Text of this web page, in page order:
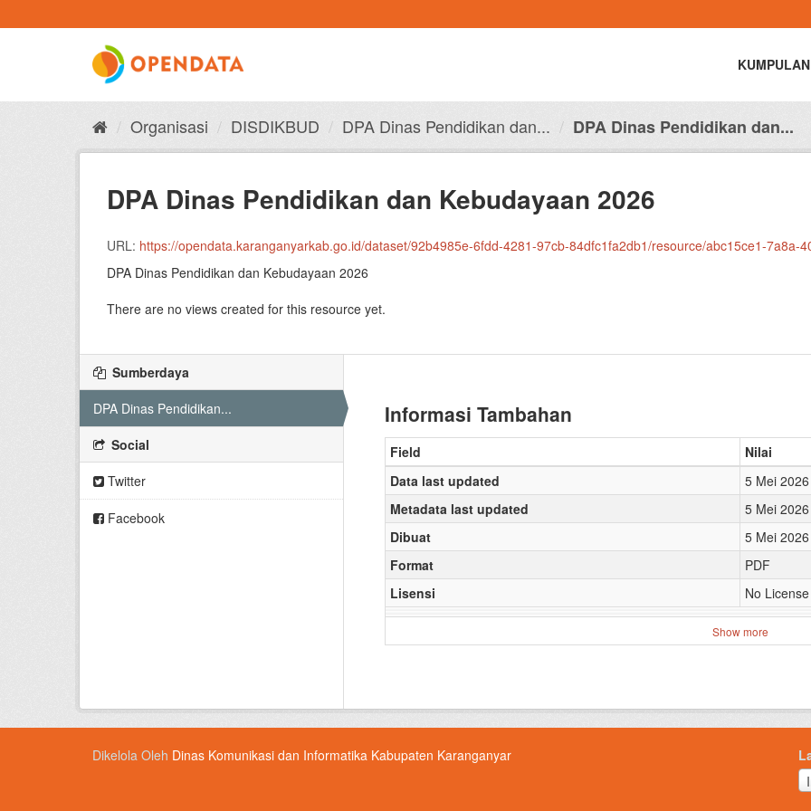
to
Organisasi DISDIKBUD DPA Dinas Pendidikan dan... DPA Dinas Pendidikan dan...
DPA Dinas Pendidikan dan Kebudayaan 2026
URL: https://opendata.karanganyarkab.go.id/dataset/92b4985e-6fdd-4281-97cb-84dfc1fa2db1/resource/abc15ce1-7a8a-4032-9d5c-
DPA Dinas Pendidikan dan Kebudayaan 2026
There are no views created for this resource yet.
Sumberdaya
DPA Dinas Pendidikan...
Social
Twitter
Facebook
Informasi Tambahan
Field
Nilai
Data last updated
5 Mei 2026
Metadata last updated
5 Mei 2026
Dibuat
5 Mei 2026
Format
PDF
Lisensi
No
Show more
Dikelola Oleh Dinas Komunikasi dan Informatika Kabupaten Karanganyar